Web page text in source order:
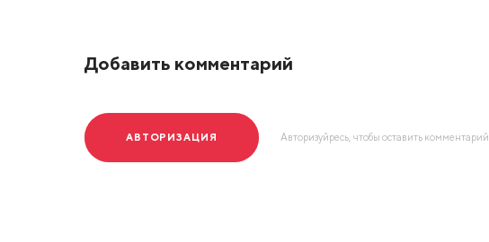
Добавить комментарий
АВТОРИЗАЦИЯ Авторизуйресь, чтобы оставить комментарий.